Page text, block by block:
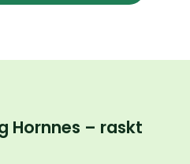
Hornnes – raskt